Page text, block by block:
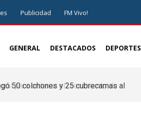
Publicidad FM Vivo!
GENERAL DESTACADOS DEPORTES
50 colchones y 25 cubrecamas al